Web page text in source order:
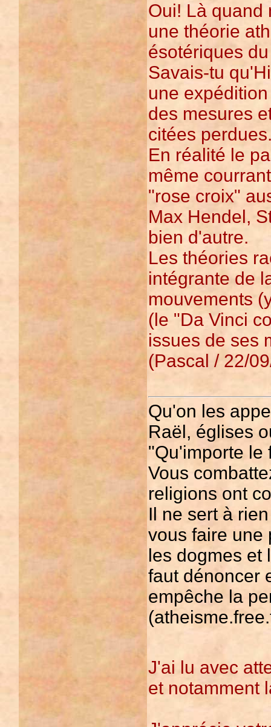
Oui! Là quand
une théorie
ésotériques
Savais-tu
une
des mesures
citées
En réalité le
même
"rose croix"
Max Hendel,
bien d'autre.
Les théories
intégrante de
mouvements
(le "Da Vinci
issues de ses
(Pascal / 22/
Qu'on les
Raël, églises
"Qu'importe le
Vous
religions ont
Il ne sert à
vous faire une
les dogmes et
faut dénoncer
empêche la
J'ai lu avec
et notamment